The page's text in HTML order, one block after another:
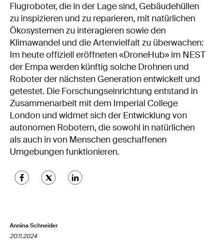
Flugroboter, die in der Lage sind, Gebäudehüllen
zu inspizieren und zu reparieren, mit natürlichen
Ökosystemen zu interagieren sowie den
Klimawandel und die Artenvielfalt zu überwachen:
Im heute offiziell eröffneten «DroneHub» im NEST
der Empa werden künftig solche Drohnen und
Roboter der nächsten Generation entwickelt und
getestet. Die Forschungseinrichtung entstand in
Zusammenarbeit mit dem Imperial College
London und widmet sich der Entwicklung von
autonomen Robotern, die sowohl in natürlichen
als auch in von Menschen geschaffenen
Umgebungen funktionieren.
Annina Schneider
20.11.2024